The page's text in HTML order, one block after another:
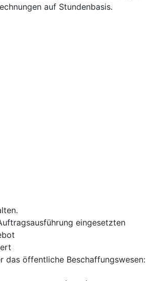
auf Stundenbasis.
eingesetzten
das öffentliche Beschaffungswesen: